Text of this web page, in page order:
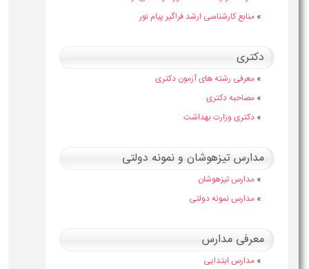
» منابع کارشناسی ارشد فراگیر پیام نور
دکتری
» معرفی رشته های آزمون دکتری
» مصاحبه دکتری
» دکتری وزارت بهداشت
مدارس تیزهوشان و نمونه دولتی
» مدارس تیزهوشان
» مدارس نمونه دولتی
معرفی مدارس
» مدارس ابتدایی